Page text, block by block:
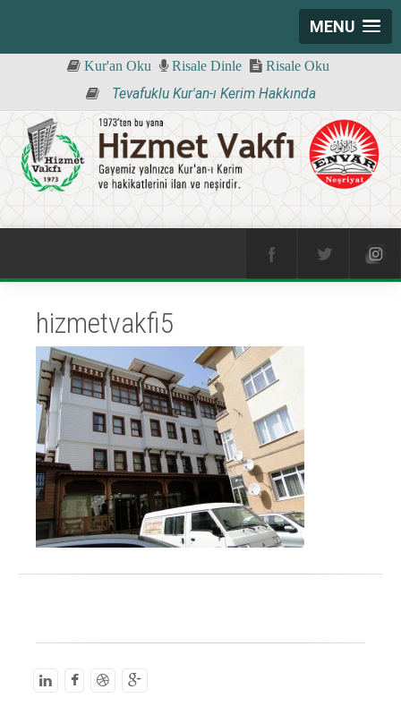
MENU
Kur'an Oku Risale Dinle Risale Oku
Tevafuklu Kur'an-ı Kerim Hakkında
hizmetvakfi5